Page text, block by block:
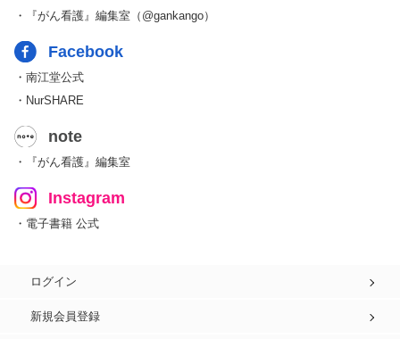
・『がん看護』編集室（@gankango）
Facebook
・南江堂公式
・NurSHARE
note
・『がん看護』編集室
Instagram
・電子書籍 公式
ログイン
新規会員登録